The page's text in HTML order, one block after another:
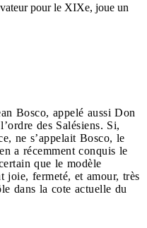
pour le XIXe, joue un
Bosco, appelé aussi Don
des Salésiens. Si,
ne s’appelait Bosco, le
a récemment conquis le
que le modèle
joie, fermeté, et amour, très
dans la cote actuelle du